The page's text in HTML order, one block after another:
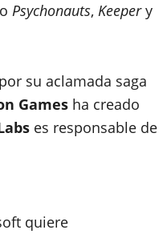
Psychonauts, Keepery
su aclamada saga
Games ha creado
es responsable de
quiere